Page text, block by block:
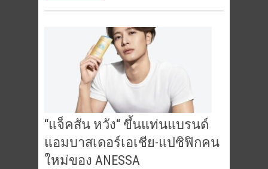
“แจ็คสัน หวัง“ ขึ้นแท่นแบรนด์
แอมบาสเดอร์เอเชีย-แปซิฟิกคน
ใหม่ของ ANESSA